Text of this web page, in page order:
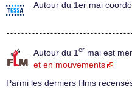
Autour du 1er mai
Autour du 1 er mai est
et en mouvements
Parmi les derniers films